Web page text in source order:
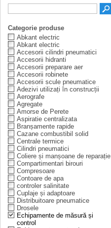
Categorie produse
Abkant electric
Abkant electric
Accesorii cilindri pneumatici
Accesorii hidranti
Accesorii preparare aer
Accesorii robinete
Accesorii scule pneumatice
Adezivi utilizați în construcții
Aerografe
Agregate
Amorse de Perete
Aspiratie centralizata
Branșamente rapide
Cazane combustibil solid
Centrale termice
Cilindri pneumatici
Coliere și manșoane de reparație
Compartimentari birouri
Compresoare
Contoare de apa
controler salinitate
Cuplaje și adaptoare
Distribuitoare pneumatice
Drosele
Echipamente de măsură și
control